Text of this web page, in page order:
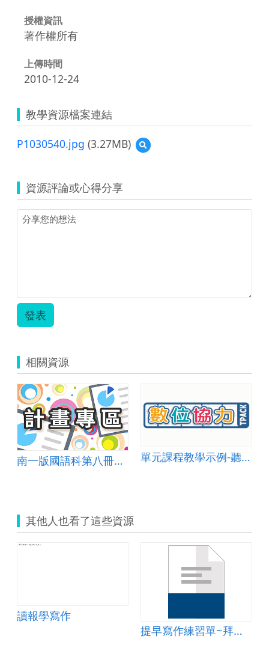
授權資訊
著作權所有
上傳時間
2010-12-24
教學資源檔案連結
P1030540.jpg (3.27MB)
預
覽
資源評論或心得分享
發表
相關資源
南一版國語科第八冊第三單元 生活札記 康軒版社會科第四冊三單元 家鄉的產業 六 單元課程教學示例-聽說讀寫006
其他人也看了這些資源
讀報學寫作
提早寫作練習單~拜訪校園